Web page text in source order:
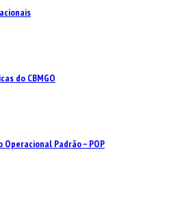
do CBMGO
Operacional Padrão – POP